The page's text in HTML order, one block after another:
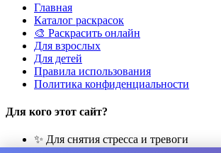
Главная
Каталог раскрасок
🎨 Раскрасить онлайн
Для взрослых
Для детей
Правила использования
Политика конфиденциальности
Для кого этот сайт?
✨ Для снятия стресса и тревоги